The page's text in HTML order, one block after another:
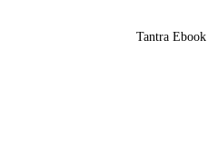
Tantra